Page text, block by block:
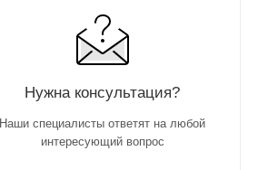
Нужна консультация?
Наши специалисты ответят на любой
интересующий вопрос